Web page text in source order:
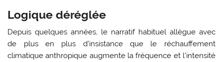
Logique déréglée
Depuis quelques années, le narratif habituel allègue avec
de plus en plus d’insistance que le réchauffement
climatique anthropique augmente la fréquence et l’intensité